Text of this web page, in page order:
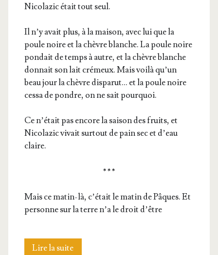
Nico­la­zic était tout seul.
Il n’y avait plus, à la mai­son, avec lui que la
poule noire et la chèvre blanche. La poule noire
pon­dait de temps à autre, et la chèvre blanche
don­nait son lait cré­meux. Mais voi­là qu’un
beau jour la chèvre dis­pa­rut… et la poule noire
ces­sa de pondre, on ne sait pourquoi.
Ce n’é­tait pas encore la sai­son des fruits, et
Nico­la­zic vivait sur­tout de pain sec et d’eau
claire.
* * *
Mais ce matin-là, c’é­tait le matin de Pâques. Et
per­sonne sur la terre n’a le droit d’être
Lire la suiteL’œuf